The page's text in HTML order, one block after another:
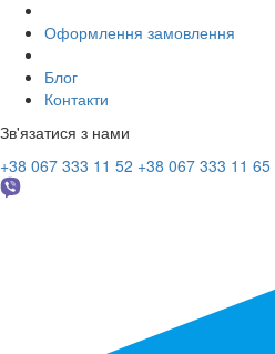
Оформлення замовлення
Блог
Контакти
Зв'язатися з нами
+38 067 333 11 52 +38 067 333 11 65